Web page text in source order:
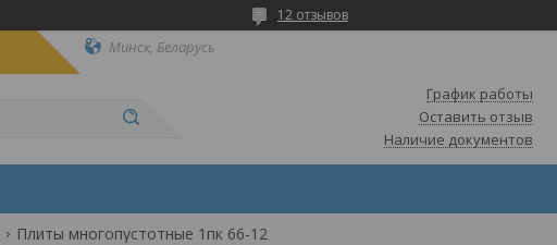
12 отзывов
Минск, Беларусь
График работы
Оставить отзыв
Наличие документов
Плиты многопустотные 1пк 66-12